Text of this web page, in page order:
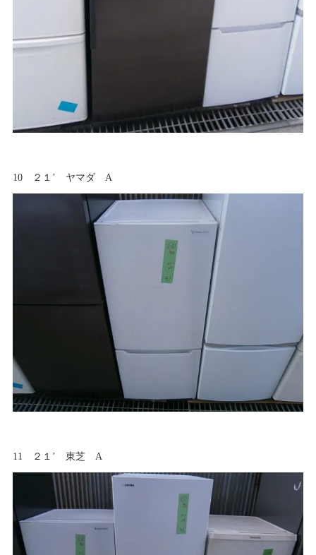
10 ２１’ ヤマダ A
11 ２１’ 東芝 A